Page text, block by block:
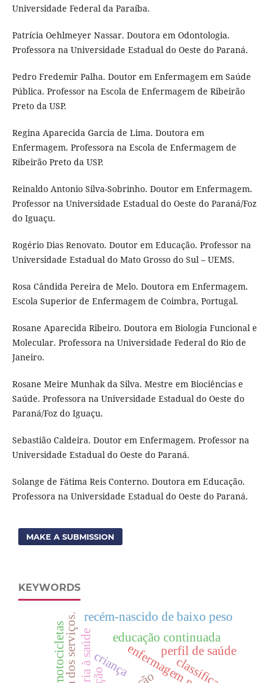
Universidade Federal da Paraíba.
Patrícia Oehlmeyer Nassar. Doutora em Odontologia.
Professora na Universidade Estadual do Oeste do Paraná.
Pedro Fredemir Palha. Doutor em Enfermagem em Saúde
Pública. Professor na Escola de Enfermagem de Ribeirão
Preto da USP.
Regina Aparecida Garcia de Lima. Doutora em
Enfermagem. Professora na Escola de Enfermagem de
Ribeirão Preto da USP.
Reinaldo Antonio Silva-Sobrinho. Doutor em Enfermagem.
Professor na Universidade Estadual do Oeste do Paraná/Foz
do Iguaçu.
Rogério Dias Renovato. Doutor em Educação. Professor na
Universidade Estadual do Mato Grosso do Sul – UEMS.
Rosa Cândida Pereira de Melo. Doutora em Enfermagem.
Escola Superior de Enfermagem de Coimbra, Portugal.
Rosane Aparecida Ribeiro. Doutora em Biologia Funcional e
Molecular. Professora na Universidade Federal do Rio de
Janeiro.
Rosane Meire Munhak da Silva. Mestre em Biociências e
Saúde. Professora na Universidade Estadual do Oeste do
Paraná/Foz do Iguaçu.
Sebastião Caldeira. Doutor em Enfermagem. Professor na
Universidade Estadual do Oeste do Paraná.
Solange de Fátima Reis Conterno. Doutora em Educação.
Professora na Universidade Estadual do Oeste do Paraná.
MAKE A SUBMISSION
KEYWORDS
criança
educação continuada
recém-nascido de baixo peso
perfil de saúde
motocicletas